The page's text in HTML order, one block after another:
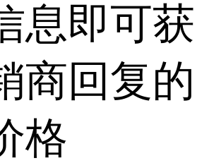
息即可获
商回复的
格